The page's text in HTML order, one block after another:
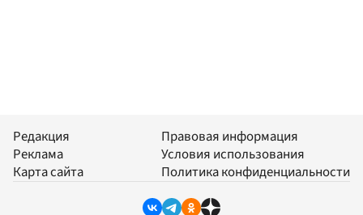
Редакция
Реклама
Карта сайта
Правовая информация
Условия использования
Политика конфиденциальности